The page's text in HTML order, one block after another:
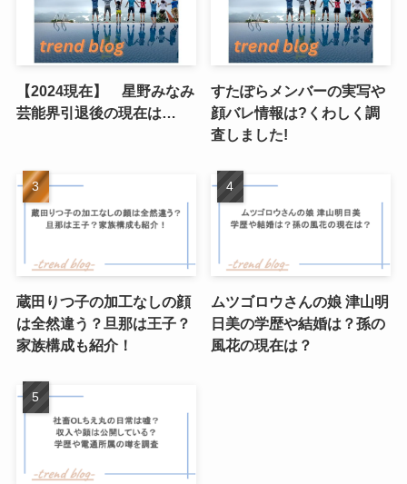
【2024現在】 星野みなみ
芸能界引退後の現在は…
すたぽらメンバーの実写や
顔バレ情報は?くわしく調
査しました!
蔵田りつ子の加工なしの顔
は全然違う？旦那は王子？
家族構成も紹介！
ムツゴロウさんの娘 津山明
日美の学歴や結婚は？孫の
風花の現在は？